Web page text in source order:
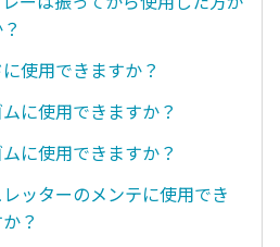
使用できますか？
に使用できますか？
に使用できますか？
ッターのメンテに使用でき
？